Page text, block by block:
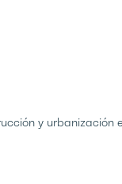
y urbanización